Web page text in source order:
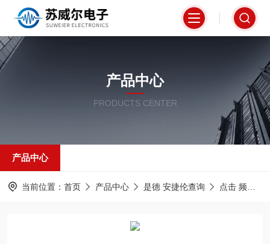
产品中心
PRODUCTS CENTER
产品中心
当前位置： 首页 产品中心 是德 安捷伦查询 点击 频谱分析仪